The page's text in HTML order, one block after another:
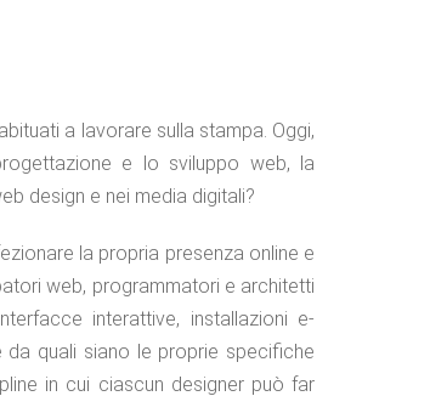
abituati a lavorare sulla stampa. Oggi,
e lo sviluppo web, la
design e nei media digitali?
la propria presenza online e
web, programmatori e architetti
interattive, installazioni e-
quali siano le proprie specifiche
in cui ciascun designer può far